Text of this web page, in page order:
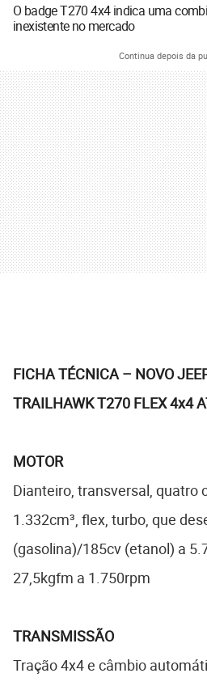
O badge T270 4x4 indica uma
inexistente no mercado
Continua depois da
FICHA TÉCNICA – NOVO
TRAILHAWK T270 FLEX 4x4
MOTOR
Dianteiro, transversal, quatro
1.332cm³, flex, turbo, que
(gasolina)/185cv (etanol) a
27,5kgfm a 1.750rpm
TRANSMISSÃO
Tração 4x4 e câmbio